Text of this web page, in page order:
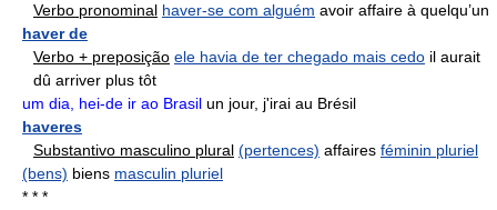
Verbo pronominal haver-se com alguém avoir affaire à quelqu’un
haver de
Verbo + preposição ele havia de ter chegado mais cedo il aurait
dû arriver plus tôt
um dia, hei-de ir ao Brasil un jour, j'irai au Brésil
haveres
Substantivo masculino plural (pertences) affaires féminin pluriel
(bens) biens masculin pluriel
* * *